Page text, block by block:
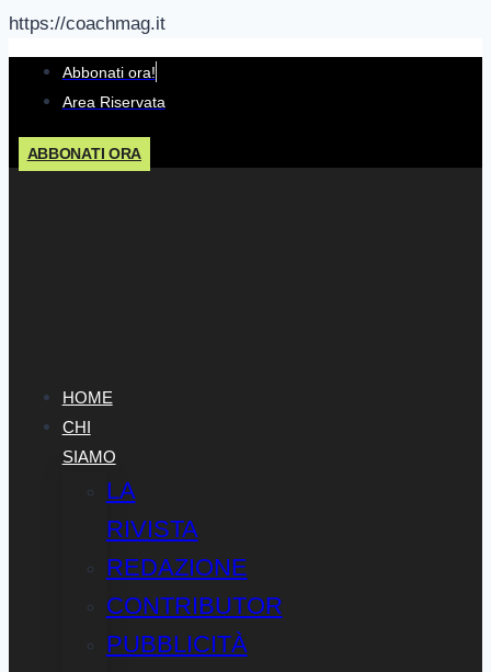
https://coachmag.it
Salta
contenuto
Abbonati ora!
Area Riservata
ABBONATI ORA
HOME
CHI
SIAMO
LA
RIVISTA
REDAZIONE
CONTRIBUTOR
PUBBLICITÀ